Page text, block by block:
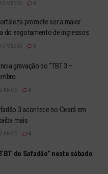
MESES
promete ser a maior
do esgotamento de ingressos
MESES
gravação do “TBT 3 –
ANOS
3 acontece no Ceará em
mais
ANOS
do Safadão” neste sábado